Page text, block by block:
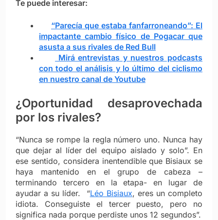
Te puede interesar:
“Parecía que estaba fanfarroneando”: El
impactante cambio físico de Pogacar que
asusta a sus rivales de Red Bull
Mirá entrevistas y nuestros podcasts
con todo el análisis y lo último del ciclismo
en nuestro canal de Youtube
¿Oportunidad desaprovechada
por los rivales?
“Nunca se rompe la regla número uno. Nunca hay
que dejar al líder del equipo aislado y solo”. En
ese sentido, considera inentendible que Bisiaux se
haya mantenido en el grupo de cabeza –
terminando tercero en la etapa- en lugar de
ayudar a su líder. “Léo Bisiaux, eres un completo
idiota. Conseguiste el tercer puesto, pero no
significa nada porque perdiste unos 12 segundos”.